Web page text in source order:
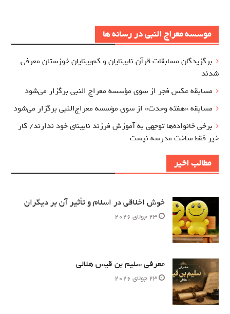
موسسه معراج النبی در رسانه ها
برگزيدگان مسابقات قرآن نابینایان و کم‌بینایان خوزستان معرفي
شدند
مسابقه عکس فجر از سوی مؤسسه معراج‌ النبی برگزار می‌شود
مسابقه «هفته وحدت» از سوی مؤسسه معراج‌النبی برگزار می‌شود
برخی خانواده‌ها توجهی به آموزش‌ فرزند نابینای خود ندارند/ کار
خیر فقط ساخت مدرسه نیست
مطالب اخیر
خوش اخلاقی در اسلام و تأثیر آن بر دیگران
23 جولای 2026
معرفی سلیم بن قیس هلالی
23 جولای 2026